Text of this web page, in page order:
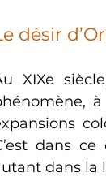
désir
XIXe
dans
dans la